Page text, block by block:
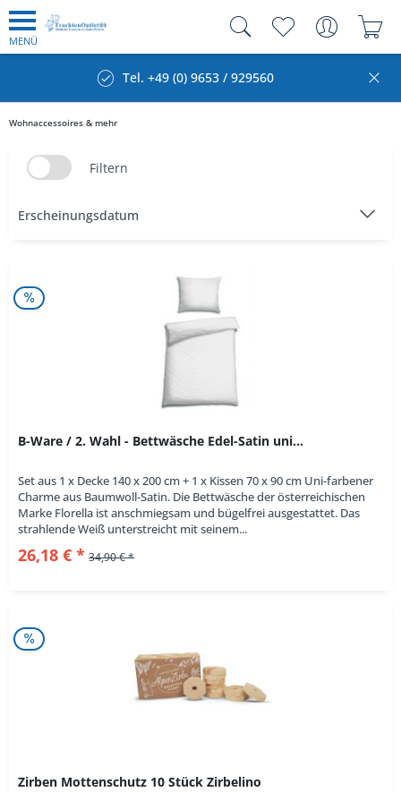
MENÜ
Tel. +49 (0) 9653 / 929560
Wohnaccessoires & mehr
Filtern
B-Ware / 2. Wahl - Bettwäsche Edel-Satin uni...
Set aus 1 x Decke 140 x 200 cm + 1 x Kissen 70 x 90 cm Uni-farbener
Charme aus Baumwoll-Satin. Die Bettwäsche der österreichischen
Marke Florella ist anschmiegsam und bügelfrei ausgestattet. Das
strahlende Weiß unterstreicht mit seinem...
26,18 € * 34,90 € *
Zirben Mottenschutz 10 Stück Zirbelino